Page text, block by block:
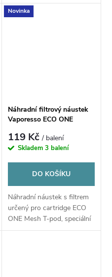
1400 mAh a zásobníkem na
2 ml e-liquidu. Nabízí
Novinka
Náhradní filtrový náustek
Vaporesso ECO ONE
119 Kč/ balení
Skladem 3 balení
DO KOŠÍKU
Náhradní náustek s filtrem
určený pro cartridge ECO
ONE Mesh T-pod, speciální
systém uchycení,